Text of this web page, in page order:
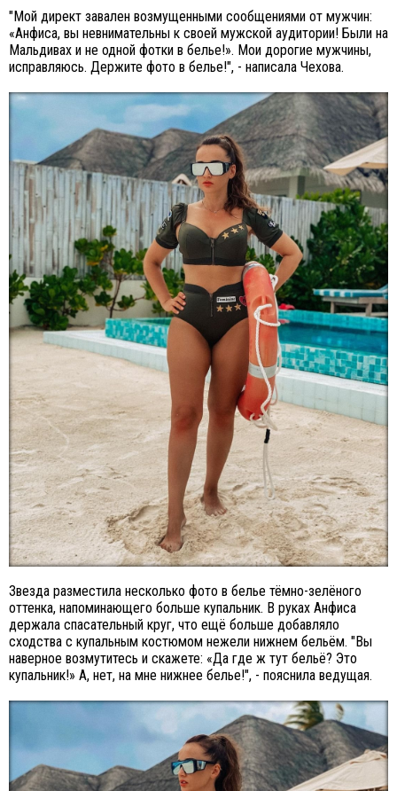
"Мой директ завален возмущенными сообщениями от мужчин:
«Анфиса, вы невнимательны к своей мужской аудитории! Были на
Мальдивах и не одной фотки в белье!». Мои дорогие мужчины,
исправляюсь. Держите фото в белье!", - написала Чехова.
Звезда разместила несколько фото в белье тёмно-зелёного
оттенка, напоминающего больше купальник. В руках Анфиса
держала спасательный круг, что ещё больше добавляло
сходства с купальным костюмом нежели нижнем бельём. "Вы
наверное возмутитесь и скажете: «Да где ж тут бельё? Это
купальник!» А, нет, на мне нижнее белье!", - пояснила ведущая.